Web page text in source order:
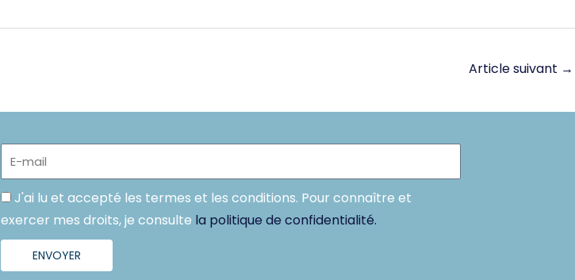
Article suivant →
E-
mail
Politique
J'ai lu et accepté les termes et les conditions. Pour connaître et
exercer mes droits, je consulte la politique de confidentialité.
ENVOYER